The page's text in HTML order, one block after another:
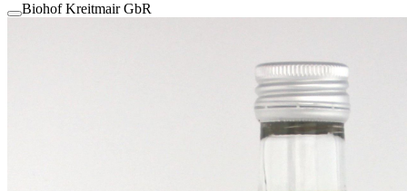
Biohof Kreitmair GbR